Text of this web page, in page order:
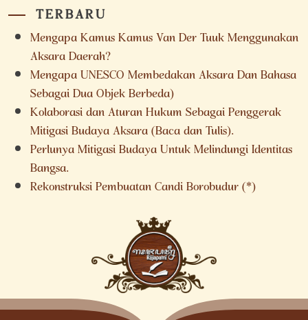
TERBARU
Mengapa Kamus Kamus Van Der Tuuk Menggunakan
Aksara Daerah?
Mengapa UNESCO Membedakan Aksara Dan Bahasa
Sebagai Dua Objek Berbeda)
Kolaborasi dan Aturan Hukum Sebagai Penggerak
Mitigasi Budaya Aksara (Baca dan Tulis).
Perlunya Mitigasi Budaya Untuk Melindungi Identitas
Bangsa.
Rekonstruksi Pembuatan Candi Borobudur (*)